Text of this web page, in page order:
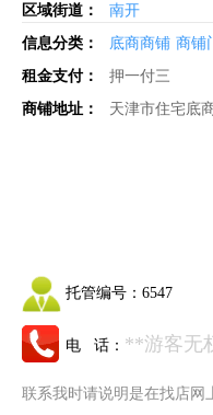
区域街道：
南开
信息分类：
底商商铺 商铺
租金支付：
押一付三
商铺地址：
天津市住宅底
托管编号： 6547
电 话： **游客无
联系我时请说明是在找店网